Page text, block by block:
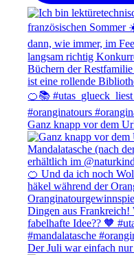
Ganz knapp vor dem
Der Juli war einfach